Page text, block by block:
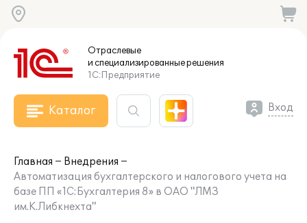
Отраслевые
и специализированныерешения
1С:Предприятие
Каталог Вход
Главная
Внедрения
Автоматизация бухгалтерского и налогового учета на
базе ПП «1С:Бухгалтерия 8» в ОАО "ЛМЗ
им.К.Либкнехта"